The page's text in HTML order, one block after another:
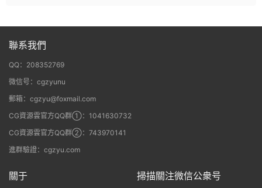
聯系我們
QQ：208352769
微信号：cgzyunu
郵箱：cgzyu@foxmail.com
CG資源雲官方QQ群①：1041630732
CG資源雲官方QQ群②：743970141
進群驗證：cgzyu.com
關于 掃描關注微信公衆号